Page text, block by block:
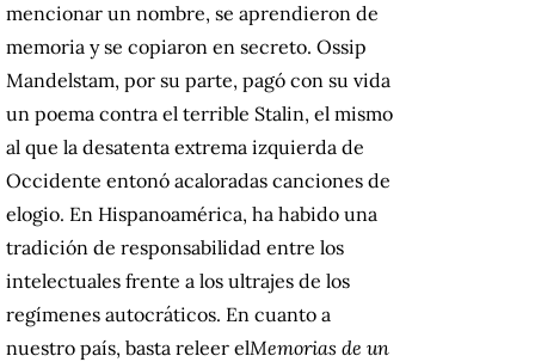
mencionar un nombre, se aprendieron de
memoria y se copiaron en secreto. Ossip
Mandelstam, por su parte, pagó con su vida
un poema contra el terrible Stalin, el mismo
al que la desatenta extrema izquierda de
Occidente entonó acaloradas canciones de
elogio. En Hispanoamérica, ha habido una
tradición de responsabilidad entre los
intelectuales frente a los ultrajes de los
regímenes autocráticos. En cuanto a
nuestro país, basta releer elMemorias de un